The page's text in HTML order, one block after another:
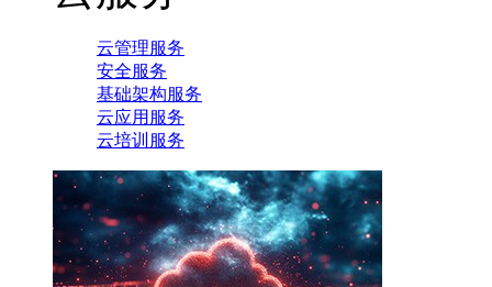
云管理服务
安全服务
基础架构服务
云应用服务
云培训服务